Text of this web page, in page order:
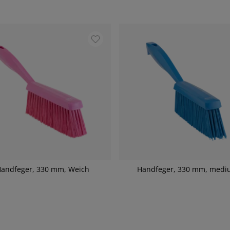
330 mm, Weich Handfeger, 330 mm,